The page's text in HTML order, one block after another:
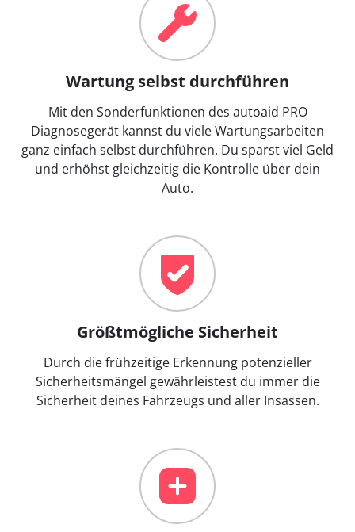
Wartung selbst durchführen
Mit den Sonderfunktionen des autoaid PRO
Diagnosegerät kannst du viele Wartungsarbeiten
ganz einfach selbst durchführen. Du sparst viel Geld
und erhöhst gleichzeitig die Kontrolle über dein
Auto.
Größtmögliche Sicherheit
Durch die frühzeitige Erkennung potenzieller
Sicherheitsmängel gewährleistest du immer die
Sicherheit deines Fahrzeugs und aller Insassen.